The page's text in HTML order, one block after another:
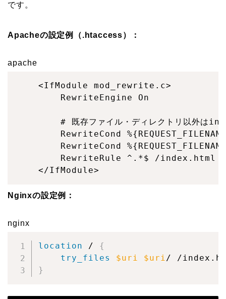
です。
Apacheの設定例（.htaccess）：
apache
<IfModule mod_rewrite.c>
    RewriteEngine On
# 既存ファイル・ディレクトリ以外は
RewriteCond
RewriteCond
RewriteRule ^.*$ /index.html
</IfModule>
Nginxの設定例：
nginx
location /
{
try_files
$uri $uri/ /
}